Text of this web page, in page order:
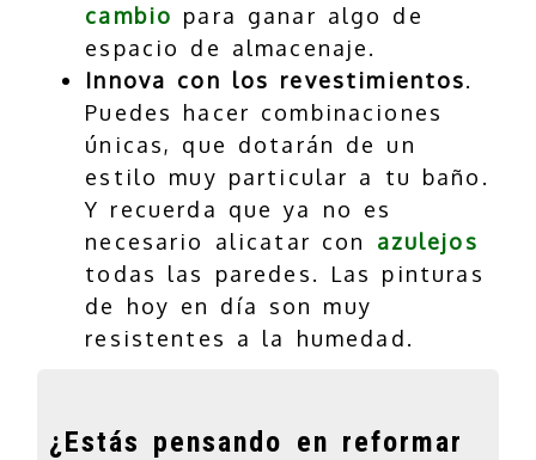
cambio para ganar algo de
espacio de almacenaje.
Innova con los revestimientos.
Puedes hacer combinaciones
únicas, que dotarán de un
estilo muy particular a tu baño.
Y recuerda que ya no es
necesario alicatar con azulejos
todas las paredes. Las pinturas
de hoy en día son muy
resistentes a la humedad.
¿Estás pensando en reformar